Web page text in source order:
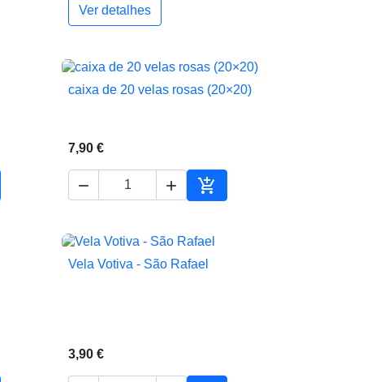
Ver detalhes
ao carrinho
 Vista rápida
caixa de 20 velas rosas (20×20)
7,90 €
  
Adicionar ao carrinho
 Vista rápida
Vela Votiva - São Rafael
3,90 €